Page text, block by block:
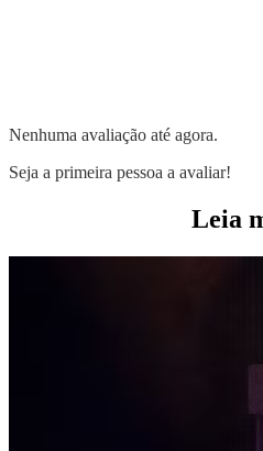
Nenhuma avaliação até agora.
Seja a primeira pessoa a avaliar!
Leia